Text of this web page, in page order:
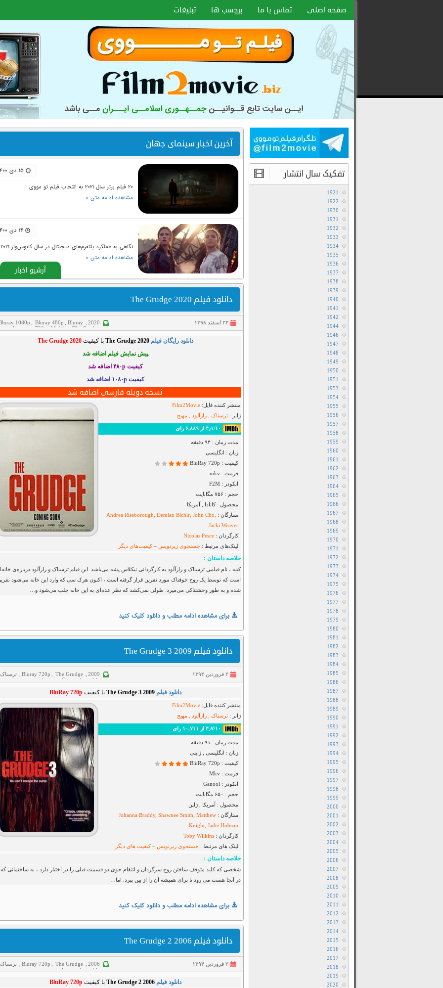
سریال
صفحه اصلی تماس با ما برچسب ها تبلیغات
آخرین اخبار سینمای جهان
۱۵ دی ۱۴۰۰
۲۰ فیلم برتر سال ۲۰۲۱ به انتخاب فیلم تو مووی
مشاهده ادامه متن »
۱۴ دی ۱۴۰۰
نگاهی به عملکرد پلتفرم‌های دیجیتال در سال کابوس‌وار ۲۰۲۱
مشاهده ادامه متن »
آرشیو اخبار
دانلود فیلم The Grudge 2020
۲۳ اسفند ۱۳۹۸ 2020
1080p Bluray 480p
Bluray
720p
Mobile The Grudge پیش نمایش
دوبله فارسی ,هاردساب فارسی , دانلود رایگان فیلم The Grudge 2020 با کیفیتThe Grudge 2020
پیش نمایش فیلم اضافه شد
کیفیت ۴۸۰p
اضافه شد
کیفیت ۱۰۸۰p اضافه شد
نسخه دوبله فارسی اضافه شد
منتشر کننده فایل: Film2Movie
ژانر : ترسناک , رازآلود , مهیج
مدت زمان : ۹۴ دقیقه
زبان : انگلیسی
کیفیت : BluRay 720p
فرمت : mkv
انکودر : F2M
حجم : ۷۵۶ مگابایت
محصول : کانادا , آمریکا
ستارگان :
Andrea Riseborough, Demian Bichir, John Cho,
Jacki Weaver
کارگردان : Nicolas Pesce
لینک‌های مرتبط : جستجوی زیرنویس –کیفیت‌های دیگر
خلاصه داستان :
کینه ، نام فیلمی ترسناک و رازآلود به کارگردانی نیکلاس پشه می‌باشد. این فیلم ترسناک و رازآلود درباره‌ی
است که توسط یک روح خوفناک مورد نفرین قرار گرفته است ، اکنون هرک سی که وارد این خانه می‌شود
شده و به طور وحشتناکی می‌میرد. طولی نمی‌کشد که نظر عده‌ای به این خانه جلب می‌شود و…
برای مشاهده ادامه مطلب و دانلود کلیک کنید
دانلود فیلم The Grudge 3 2009
۲ فروردین ۱۳۹۴ 2009
Bluray 720p The Grudge ترسناک
دانلود فیلم
رازآلود هیجانی
دانلود فیلم The Grudge 3 2009 با کیفیتBluRay 720p
منتشر کننده فایل: Film2Movie
ژانر : ترسناک , رازآلود , مهیج
مدت زمان : ۹۱ دقیقه
زبان : انگلیسی , ژاپنی
کیفیت : BluRay 720p
فرمت : Mkv
انکودر : Ganool
حجم : ۶۵۰ مگابایت
محصول : آمریکا , ژاپن
ستارگان : Johanna Braddy, Shawnee Smith, Matthew
Knight, Jadie Hobson
کارگردان : Toby Wilkins
لینک های مرتبط : جستجوی زیرنویس –کیفیت های دیگر
خلاصه داستان :
شخصی که کلید متوقف ساختن روح سرگردان و انتقام جوی دو قسمت قبلی را در اختیار دارد ، به ساختمانی
در آنجا هست می رود تا برای همیشه آن را از بین ببرد. اما…
برای مشاهده ادامه مطلب و دانلود کلیک کنید
دانلود فیلم The Grudge 2 2006
۲ فروردین ۱۳۹۴ 2006
Bluray 720p The Grudge ترسناک
دانلود فیلم
هیجانی
دانلود فیلم The Grudge 2 2006 با کیفیتBluRay 720p
تفکیک سال انتشار
1921
1922
1930
1931
1932
1933
1934
1935
1936
1937
1938
1939
1940
1941
1942
1944
1946
1947
1948
1949
1950
1951
1953
1954
1955
1956
1957
1958
1959
1960
1961
1962
1963
1964
1965
1966
1967
1968
1969
1970
1971
1972
1973
1974
1975
1976
1977
1978
1979
1980
1981
1982
1983
1984
1985
1986
1987
1988
1989
1990
1991
1992
1993
1994
1995
1996
1997
1998
1999
2000
2001
2002
2003
2004
2005
2006
2007
2008
2009
2010
2011
2012
2013
2014
2015
2016
2017
2018
2019
2020